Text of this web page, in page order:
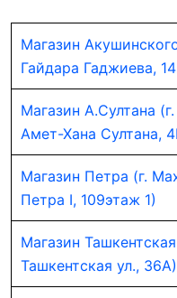
Магазин
Гайдара Гаджиева,
Магазин А.Султана
Амет-Хана Султана,
Магазин Петра (г.
Петра I, 109этаж 1)
Магазин
Ташкентская ул., 36А)